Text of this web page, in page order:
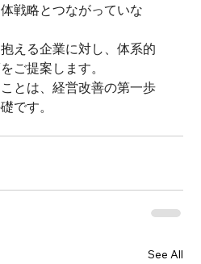
戦略とつながっていな
える企業に対し、体系的
ご提案します。
とは、経営改善の第一歩
です。
See All